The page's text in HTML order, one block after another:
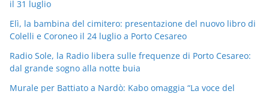
il 31 luglio
Elì, la bambina del cimitero: presentazione del nuovo libro di
Colelli e Coroneo il 24 luglio a Porto Cesareo
Radio Sole, la Radio libera sulle frequenze di Porto Cesareo:
dal grande sogno alla notte buia
Murale per Battiato a Nardò: Kabo omaggia “La voce del